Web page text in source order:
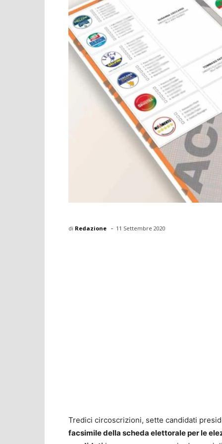
di Redazione - 11 Settembre 2020
Tredici circoscrizioni, sette candidati
facsimile della scheda elettorale per le